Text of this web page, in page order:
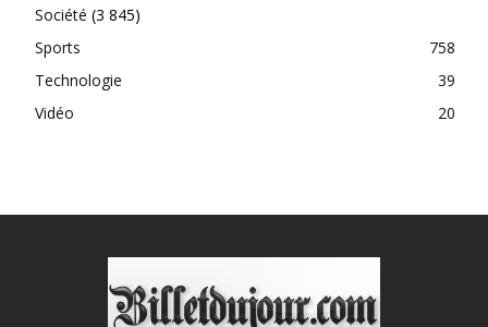
Société (3 845)
Sports
758
Technologie
39
Vidéo
20